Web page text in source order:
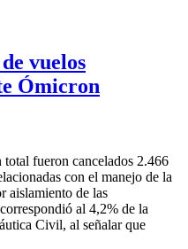
vuelos
Ómicron
fueron cancelados 2.466
con el manejo de la
aislamiento de las
al 4,2% de la
Civil, al señalar que